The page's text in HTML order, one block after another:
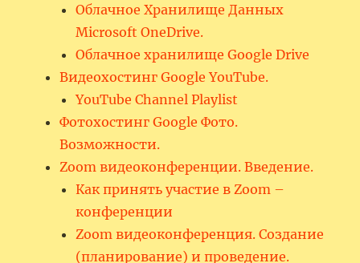
Облачное Хранилище Данных
Microsoft OneDrive.
Облачное хранилище Google Drive
Видеохостинг Google YouTube.
YouTube Channel Playlist
Фотохостинг Google Фото.
Возможности.
Zoom видеоконференции. Введение.
Как принять участие в Zoom –
конференции
Zoom видеоконференция. Создание
(планирование) и проведение.